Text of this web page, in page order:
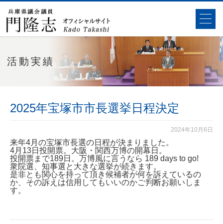
活動実績
2025年宝塚市市長選挙日程決定
2024年10月6日
来年4月の宝塚市長選の日程が決まりました。
4月13日投開票。大阪・関西万博の開幕日。
投開票まで189日。万博風に言うなら 189 days to go!
衆院選、知事選と大きな選挙が続きます。
是非とも関心を持って頂き候補者が何を訴えているの
か、その訴えは信用してもいいのかご判断お願いしま
す。